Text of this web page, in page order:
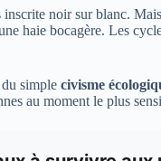
noir sur blanc.
haie bocagère. Les
simple civisme
au moment le plus